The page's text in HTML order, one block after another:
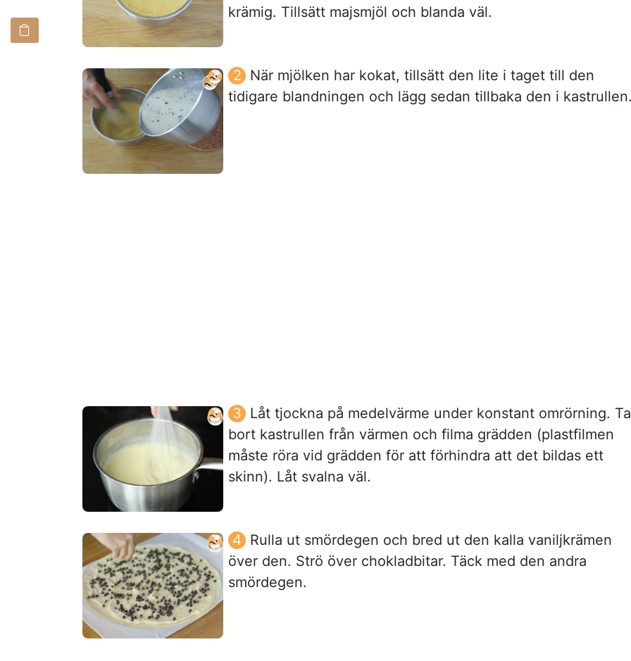
krämig. Tillsätt majsmjöl och blanda väl.
När mjölken har kokat, tillsätt den lite i taget till den
tidigare blandningen och lägg sedan tillbaka den i kastrullen.
Låt tjockna på medelvärme under konstant omrörning. Ta
bort kastrullen från värmen och filma grädden (plastfilmen
måste röra vid grädden för att förhindra att det bildas ett
skinn). Låt svalna väl.
Rulla ut smördegen och bred ut den kalla vaniljkrämen
över den. Strö över chokladbitar. Täck med den andra
smördegen.